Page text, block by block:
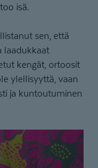
isä.
sen, että
laadukkaat
kengät, ortoosit
ylellisyyttä, vaan
ja kuntoutuminen